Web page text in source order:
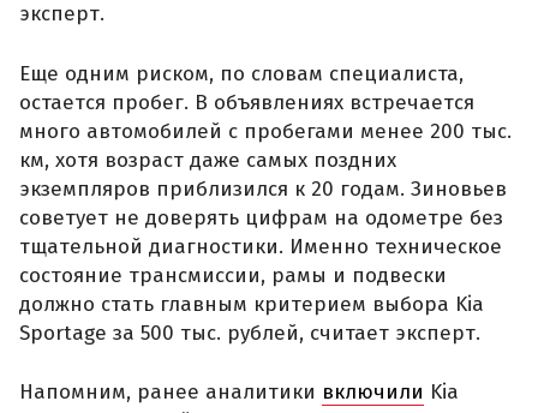
эксперт.
Еще одним риском, по словам специалиста,
остается пробег. В объявлениях встречается
много автомобилей с пробегами менее 200 тыс.
км, хотя возраст даже самых поздних
экземпляров приблизился к 20 годам. Зиновьев
советует не доверять цифрам на одометре без
тщательной диагностики. Именно техническое
состояние трансмиссии, рамы и подвески
должно стать главным критерием выбора Kia
Sportage за 500 тыс. рублей, считает эксперт.
Напомним, ранее аналитики включили Kia